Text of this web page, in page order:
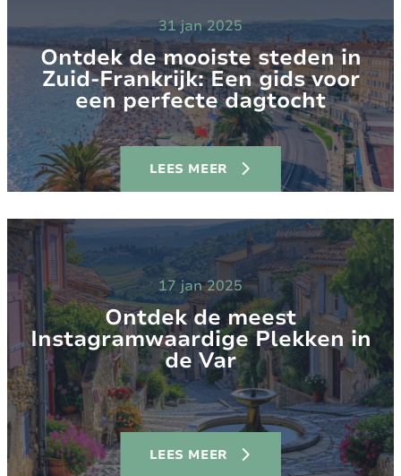
31 jan 2025
Ontdek de mooiste steden in
Zuid-Frankrijk: Een gids voor
een perfecte dagtocht
LEES MEER
17 jan 2025
Ontdek de meest
Instagramwaardige Plekken in
de Var
LEES MEER